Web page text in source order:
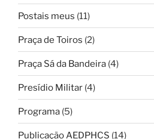
Postais meus (11)
Praça de Toiros (2)
Praça Sá da Bandeira (4)
Presídio Militar (4)
Programa (5)
Publicação AEDPHCS (14)